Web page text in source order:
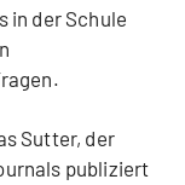
in der Schule
Sutter, der
publiziert